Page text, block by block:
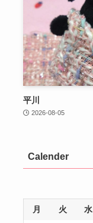
平川
2026-08-05
Calender
月 火 水